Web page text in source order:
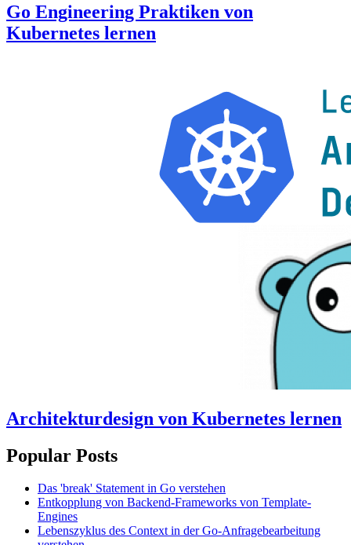
Go Engineering Praktiken von
Kubernetes lernen
Architekturdesign von Kubernetes lernen
Popular Posts
Das 'break' Statement in Go verstehen
Entkopplung von Backend-Frameworks von Template-
Engines
Lebenszyklus des Context in der Go-Anfragebearbeitung